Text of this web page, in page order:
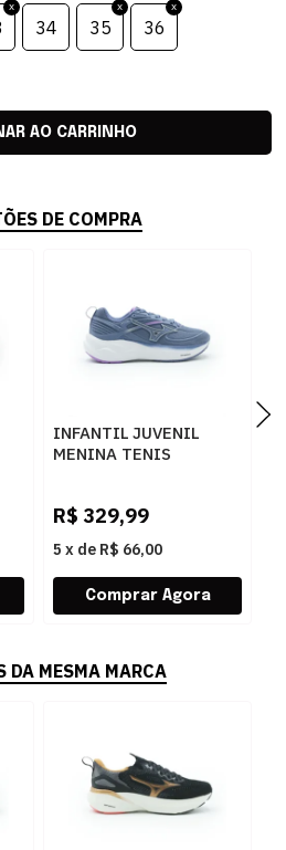
34 35 36
DE COMPRA
INFANTIL JUVENIL
MENINA TENIS
R$ 329,99
5 x de R$ 66,00
DA MESMA MARCA